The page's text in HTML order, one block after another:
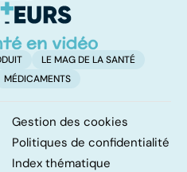
LE MAG DE LA SANTÉ
MÉDICAMENTS
Gestion des cookies
Politiques de confidentialité
Index thématique